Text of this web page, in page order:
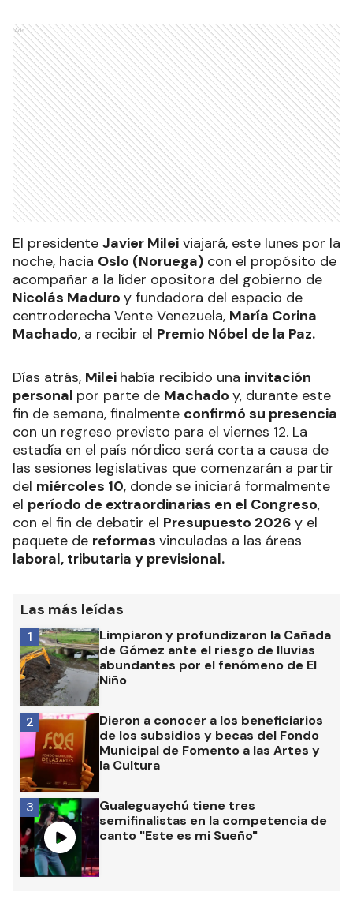
Ads
El presidente Javier Milei viajará, este lunes por la
noche, hacia Oslo (Noruega) con el propósito de
acompañar a la líder opositora del gobierno de
Nicolás Maduro y fundadora del espacio de
centroderecha Vente Venezuela, María Corina
Machado, a recibir el Premio Nóbel de la Paz.
Días atrás, Milei había recibido una invitación
personal por parte de Machado y, durante este
fin de semana, finalmente confirmó su presencia
con un regreso previsto para el viernes 12. La
estadía en el país nórdico será corta a causa de
las sesiones legislativas que comenzarán a partir
del miércoles 10, donde se iniciará formalmente
el período de extraordinarias en el Congreso,
con el fin de debatir el Presupuesto 2026 y el
paquete de reformas vinculadas a las áreas
laboral, tributaria y previsional.
Las más leídas
Limpiaron y profundizaron la Cañada
de Gómez ante el riesgo de lluvias
abundantes por el fenómeno de El
Niño
1
Dieron a conocer a los beneficiarios
de los subsidios y becas del Fondo
Municipal de Fomento a las Artes y
la Cultura
2
Gualeguaychú tiene tres
semifinalistas en la competencia de
canto "Este es mi Sueño"
3